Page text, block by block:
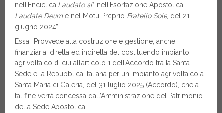
nell’Enciclica Laudato si’, nell’Esortazione Apostolica
Laudate Deum e nel Motu Proprio Fratello Sole, del 21
giugno 2024”.
Essa “Provvede alla costruzione e gestione, anche
finanziaria, diretta ed indiretta del costituendo impianto
agrivoltaico di cui all’articolo 1 dell’Accordo tra la Santa
Sede e la Repubblica italiana per un impianto agrivoltaico a
Santa Maria di Galeria, del 31 luglio 2025 (Accordo), che a
tal fine verrà concessa dall’Amministrazione del Patrimonio
della Sede Apostolica”.